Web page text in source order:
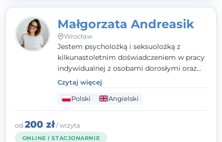
Małgorzata Andreasik
Wrocław
Jestem psycholożką i seksuolożką z
kilkunastoletnim doświadczeniem w pracy
indywidualnej z osobami dorosłymi oraz
parami. Specjalizuję się w obszarze zdrowia
seksualnego, żałoby, kryzysów życiowych i
wypalenia zawodowego. Pracuję w języku
polskim i angielskim, w podejściu
humanistycznym, opartym na
partnerstwie i podmiotowości klienta.
Czytaj więcej
Polski Angielski
od 200 zł/ wizyta
ONLINE I STACJONARNIE